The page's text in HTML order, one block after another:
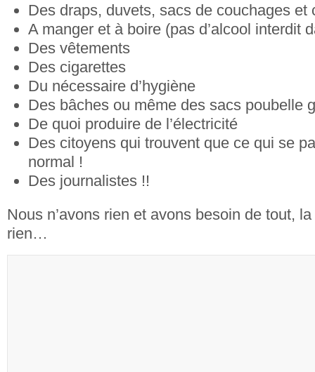
Des draps, duvets, sacs de couchages et
A manger et à boire (pas d’alcool interdit
Des vêtements
Des cigarettes
Du nécessaire d’hygiène
Des bâches ou même des sacs poubelle
De quoi produire de l’électricité
Des citoyens qui trouvent que ce qui se
normal !
Des journalistes !!
Nous n’avons rien et avons besoin de tout,
rien…